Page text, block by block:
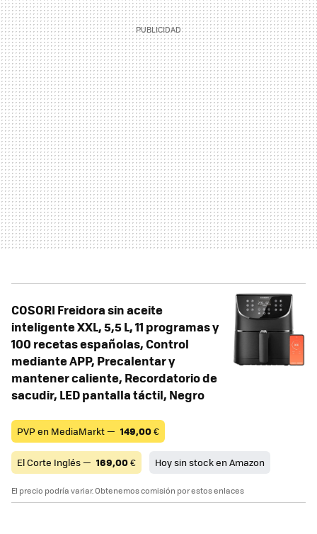
COSORI Freidora sin aceite
inteligente XXL, 5,5 L, 11 programas y
100 recetas españolas, Control
mediante APP, Precalentar y
mantener caliente, Recordatorio de
sacudir, LED pantalla táctil, Negro
PVP en MediaMarkt — 149,00€
El Corte Inglés — 169,00€ Hoy sin stock en Amazon
El precio podría variar. Obtenemos comisión por estos enlaces